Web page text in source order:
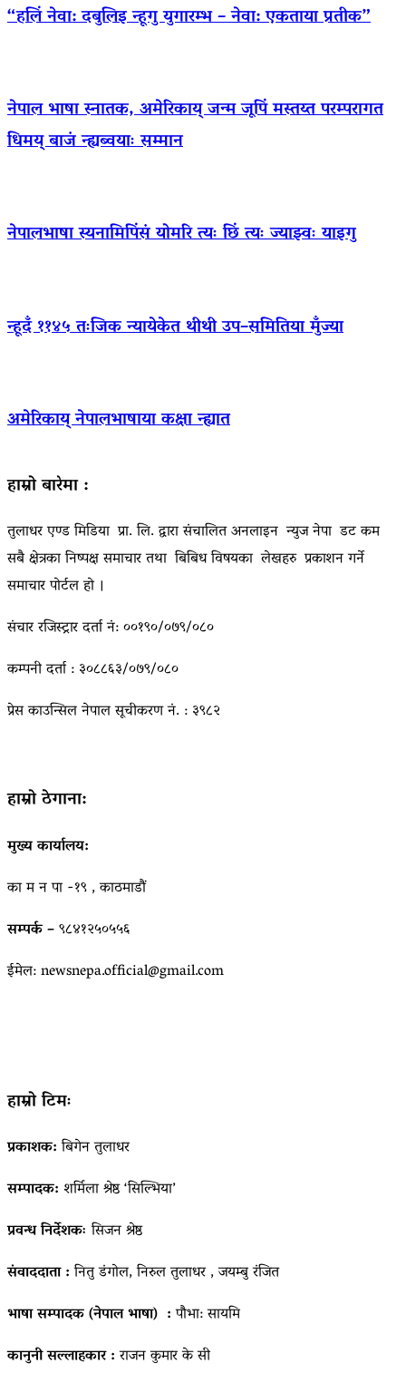
“हलिं नेवा: दबुलिइ न्हूगु युगारम्भ – नेवा: एकताया प्रतीक”
नेपाल भाषा स्नातक, अमेरिकाय् जन्म जूपिं मस्तय्त परम्परागत
धिमय् बाजं न्ह्यब्वयाः सम्मान
नेपालभाषा स्यनामिपिंसं योमरि त्यः छिं त्यः ज्याझ्वः याइगु
न्हूदँ ११४५ तःजिक न्यायेकेत थीथी उप–समितिया मुँज्या
अमेरिकाय् नेपालभाषाया कक्षा न्ह्यात
हाम्रो बारेमा :
तुलाधर एण्ड मिडिया प्रा. लि. द्वारा संचालित अनलाइन न्युज नेपा डट कम
सबै क्षेत्रका निष्पक्ष समाचार तथा बिबिध विषयका लेखहरु प्रकाशन गर्ने
समाचार पोर्टल हो ।
संचार रजिस्ट्रार दर्ता नं: ००१९०/०७९/०८०
कम्पनी दर्ता : ३०८८६३/०७९/०८०
प्रेस काउन्सिल नेपाल सूचीकरण नं. : ३९८२
हाम्रो ठेगाना:
मुख्य कार्यालय:
का म न पा -१९ , काठमाडौं
सम्पर्क –९८४१२५०५५६
ईमेल: newsnepa.official@gmail.com
हाम्रो टिमः
प्रकाशक:बिगेन तुलाधर
सम्पादक: शर्मिला श्रेष्ठ ‘सिल्भिया’
प्रवन्ध निर्देशकःसिजन श्रेष्ठ
संवाददाता :नितु डंगोल, निरुल तुलाधर , जयम्बु रंजित
भाषा सम्पादक (नेपाल भाषा) :पौभा: सायमि
कानुनी सल्लाहकार :राजन कुमार के सी